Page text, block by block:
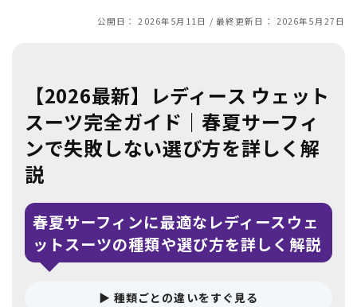
お問い合わせ
ムラサキスポーツ 公式アプリ
ポイント・クーポンもこのアプリで！
公開日：2026年5月11日 / 最終更新日： 2026年5月27日
【2026最新】レディース ウェット
スーツ完全ガイド｜春夏サーフィ
ンで失敗しない選び方を詳しく解
説
春夏サーフィンに最適なレディースウェ
ットスーツの種類や選び方を詳しく解説
▶ 種類ごとの違いをすぐ見る